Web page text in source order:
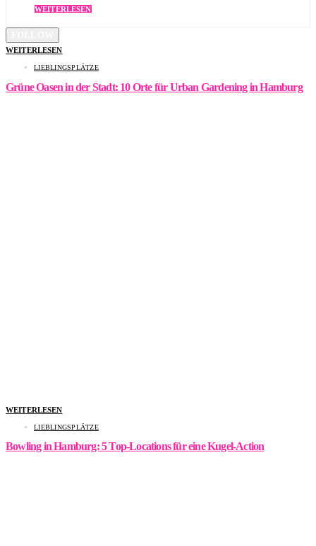
WEITERLESEN
WEITERLESEN
LIEBLINGSPLÄTZE
Grüne Oasen in der Stadt: 10 Orte für Urban Gardening in Hamburg
WEITERLESEN
LIEBLINGSPLÄTZE
Bowling in Hamburg: 5 Top-Locations für eine Kugel-Action